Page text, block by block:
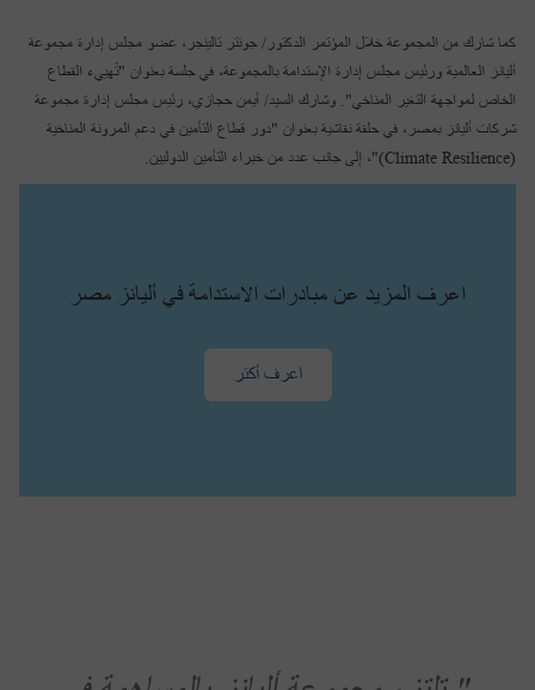
كما شارك من المجموعة خلال المؤتمر الدكتور/ جونتر تالينجر، عضو مجلس إدارة مجموعة
أليانز العالمية ورئيس مجلس إدارة الإستدامة بالمجموعة، في جلسة بعنوان "تَهييء القطاع
الخاص لمواجهة التغير المناخي". وشارك السيد/ أيمن حجازي، رئيس مجلس إدارة مجموعة
شركات أليانز بمصر، في حلقة نقاشية بعنوان "دور قطاع التأمين في دعم المرونة المناخية
(Climate Resilience)"، إلى جانب عدد من خبراء التأمين الدوليين.
اعرف المزيد عن مبادرات الاستدامة في أليانز مصر
اعرف أكتر